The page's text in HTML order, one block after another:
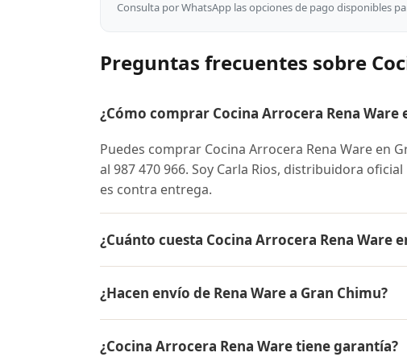
Consulta por WhatsApp las opciones de pago disponibles
Preguntas frecuentes sobre
¿Cómo comprar Cocina Arrocera Rena Ware
Puedes comprar Cocina Arrocera Rena Ware en
al 987 470 966. Soy Carla Rios, distribuidora
es contra entrega.
¿Cuánto cuesta Cocina Arrocera Rena Ware
conocer el precio actual, promociones
¿Hacen envío de Rena Ware a Gran Chimu?
pago es contra entrega.
¿Cocina Arrocera Rena Ware tiene garantía?